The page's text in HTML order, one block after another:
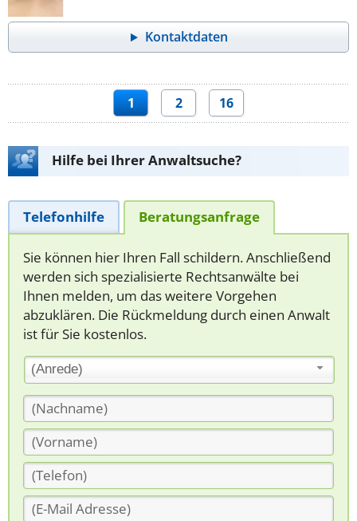
Kontaktdaten
1 2 16
Hilfe bei Ihrer Anwaltsuche?
Telefonhilfe Beratungsanfrage
Sie können hier Ihren Fall schildern. Anschließend
werden sich spezialisierte Rechtsanwälte bei
Ihnen melden, um das weitere Vorgehen
abzuklären. Die Rückmeldung durch einen Anwalt
ist für Sie kostenlos.
(Anrede)